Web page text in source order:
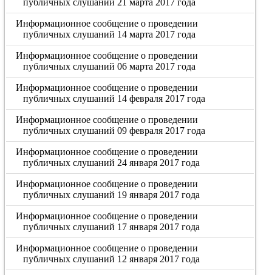
публичных слушаний 21 марта 2017 года
Информационное сообщение о проведении
публичных слушаний 14 марта 2017 года
Информационное сообщение о проведении
публичных слушаний 06 марта 2017 года
Информационное сообщение о проведении
публичных слушаний 14 февраля 2017 года
Информационное сообщение о проведении
публичных слушаний 09 февраля 2017 года
Информационное сообщение о проведении
публичных слушаний 24 января 2017 года
Информационное сообщение о проведении
публичных слушаний 19 января 2017 года
Информационное сообщение о проведении
публичных слушаний 17 января 2017 года
Информационное сообщение о проведении
публичных слушаний 12 января 2017 года